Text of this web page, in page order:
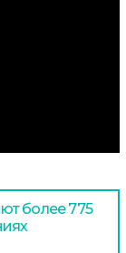
более 775